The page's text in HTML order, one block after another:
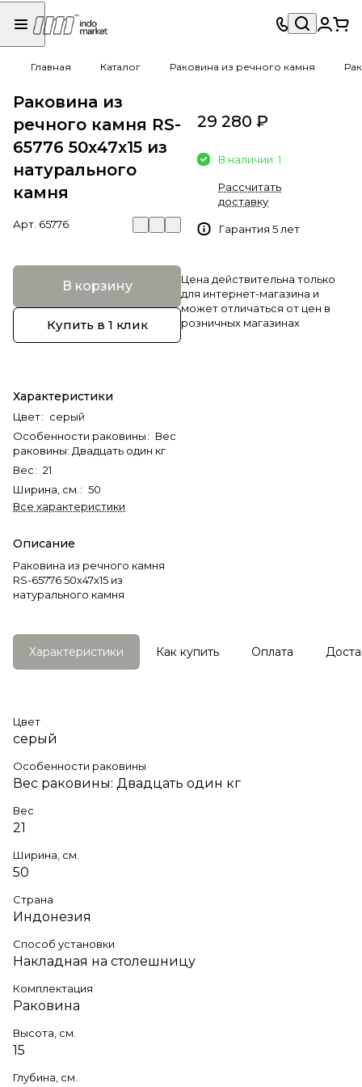
Главная Каталог Раковина из речного камня
Раковина из
речного камня RS-
65776 50х47х15 из
натурального
камня
Арт. 65776
В корзину
Купить в 1 клик
Характеристики
Цвет: серый
Особенности раковины: Вес
раковины: Двадцать один кг
Вес: 21
Ширина, см. : 50
Все характеристики
Описание
Раковина из речного камня
RS-65776 50х47х15 из
натурального камня
29 280 ₽
В наличии: 1
Рассчитать
доставку
Гарантия 5 лет
Цена действительна только
для интернет-магазина и
может отличаться от цен в
розничных магазинах
Характеристики Как купить Оплата
Цвет
серый
Особенности раковины
Вес раковины: Двадцать один кг
Вес
21
Ширина, см.
50
Страна
Индонезия
Способ установки
Накладная на столешницу
Комплектация
Раковина
Высота, см.
15
Глубина, см.